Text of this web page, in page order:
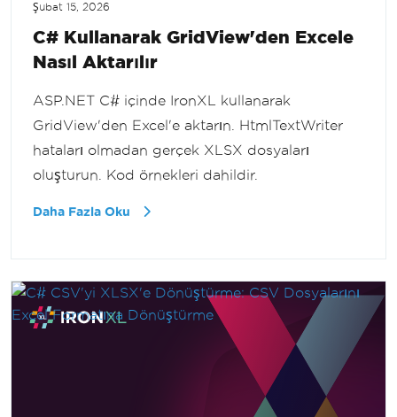
Şubat 15, 2026
C# Kullanarak GridView'den Excele
Nasıl Aktarılır
ASP.NET C# içinde IronXL kullanarak
GridView'den Excel'e aktarın. HtmlTextWriter
hataları olmadan gerçek XLSX dosyaları
oluşturun. Kod örnekleri dahildir.
Daha Fazla Oku